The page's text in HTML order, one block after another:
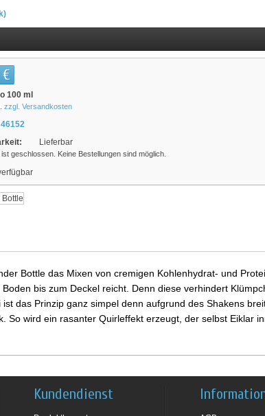
€
100 ml
zzgl. Versandkosten
46152
Lieferbar
geschlossen. Keine Bestellungen sind möglich.
Bottle das Mixen von cremigen Kohlenhydrat- und
bis zum Deckel reicht. Denn diese verhindert
das Prinzip ganz simpel denn aufgrund des Shakens
So wird ein rasanter Quirleffekt erzeugt, der selbst Eiklar
Kundendienst